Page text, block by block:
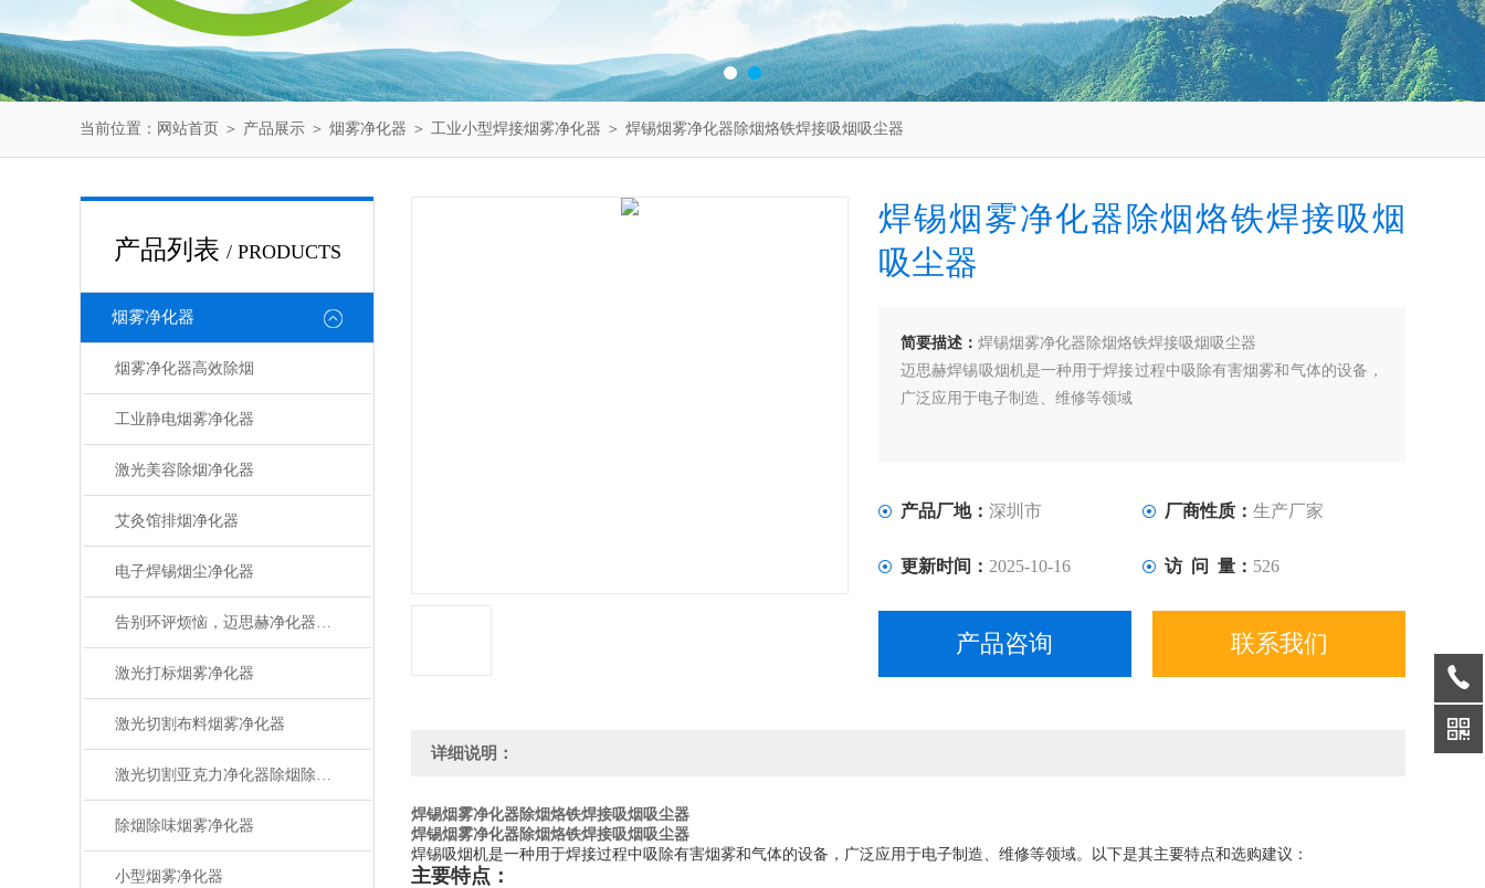
当前位置： 网站首页 ＞ 产品展示 ＞ 烟雾净化器 ＞ 工业小型焊接烟雾净化器 ＞ 焊锡烟雾净化器除烟烙铁焊接吸烟吸尘器
产品列表 / PRODUCTS
烟雾净化器
烟雾净化器高效除烟
工业静电烟雾净化器
激光美容除烟净化器
艾灸馆排烟净化器
电子焊锡烟尘净化器
告别环评烦恼，迈思赫净化器助您轻松达标
激光打标烟雾净化器
激光切割布料烟雾净化器
激光切割亚克力净化器除烟除味设备
除烟除味烟雾净化器
小型烟雾净化器
焊锡烟雾净化器除烟烙铁焊接吸烟
吸尘器
简要描述： 焊锡烟雾净化器除烟烙铁焊接吸烟吸尘器
迈思赫焊锡吸烟机是一种用于焊接过程中吸除有害烟雾和气体的设备，
广泛应用于电子制造、维修等领域
产品厂地： 深圳市 厂商性质： 生产厂家
更新时间： 2025-10-16 访 问 量： 526
产品咨询 联系我们
详细说明：
焊锡烟雾净化器除烟烙铁焊接吸烟吸尘器
焊锡烟雾净化器除烟烙铁焊接吸烟吸尘器
焊锡吸烟机是一种用于焊接过程中吸除有害烟雾和气体的设备，广泛应用于电子制造、维修等领域。以下是其主要特点和选购建议：
主要特点：